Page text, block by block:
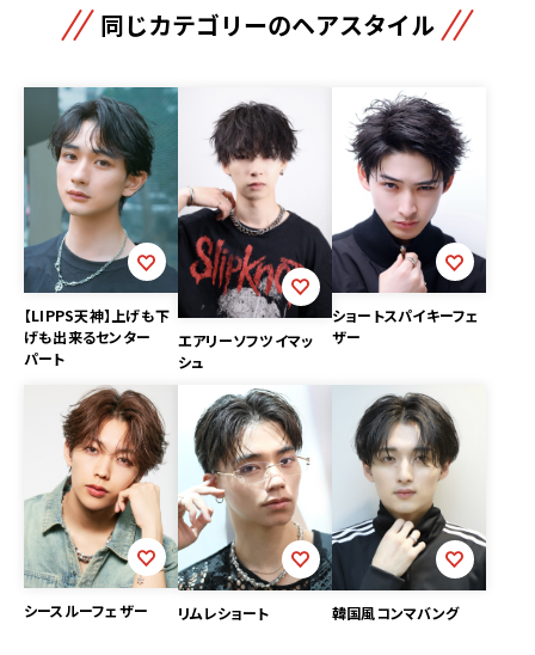
同じカテゴリーのヘアスタイル
【LIPPS天神】上げも下
げも出来るセンター
パート
エアリーソフツイマッ
シュ
ショートスパイキーフェ
ザー
シースルーフェザー リムレショート 韓国風コンマバング